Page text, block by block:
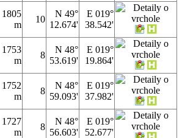
1805
m
10
N 49°
12.674'
E 019°
38.542'
1753
m
8
N 48°
53.619'
E 019°
19.864'
1752
m
8
N 48°
59.093'
E 019°
37.982'
1727
m
8
N 48°
56.603'
E 019°
52.677'